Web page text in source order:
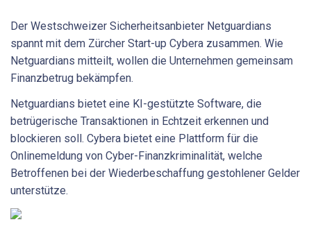
Der Westschweizer Sicherheitsanbieter Netguardians
spannt mit dem Zürcher Start-up Cybera zusammen. Wie
Netguardians mitteilt, wollen die Unternehmen gemeinsam
Finanzbetrug bekämpfen.
Netguardians bietet eine KI-gestützte Software, die
betrügerische Transaktionen in Echtzeit erkennen und
blockieren soll. Cybera bietet eine Plattform für die
Onlinemeldung von Cyber-Finanzkriminalität, welche
Betroffenen bei der Wiederbeschaffung gestohlener Gelder
unterstütze.